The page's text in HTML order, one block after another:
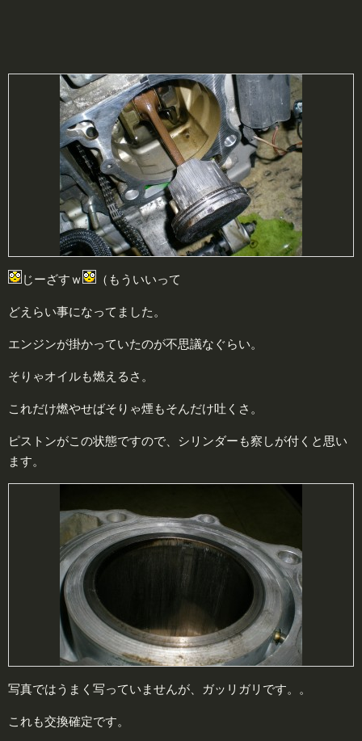
じーざすｗ （もういいって
どえらい事になってました。
エンジンが掛かっていたのが不思議なぐらい。
そりゃオイルも燃えるさ。
これだけ燃やせばそりゃ煙もそんだけ吐くさ。
ピストンがこの状態ですので、シリンダーも察しが付くと思い
ます。
写真ではうまく写っていませんが、ガッリガリです。。
これも交換確定です。